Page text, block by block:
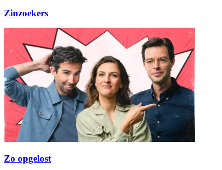
Zinzoekers
Zo opgelost